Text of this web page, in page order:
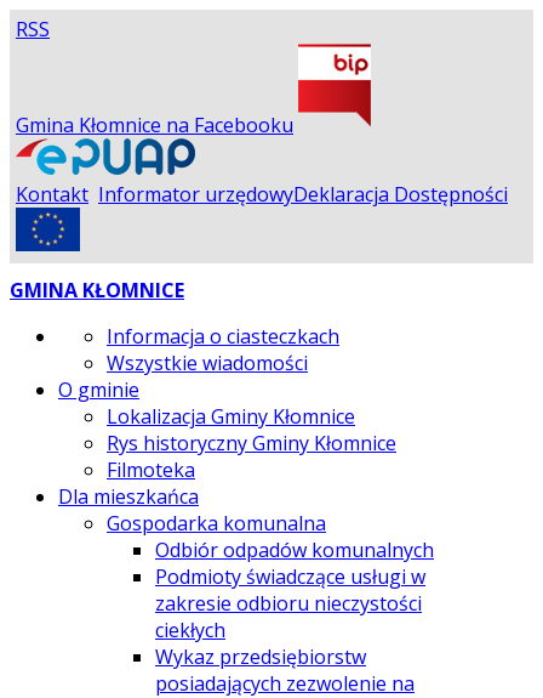
RSS
Gmina Kłomnice na Facebooku
Kontakt Informator urzędowyDeklaracja Dostępności
GMINA KŁOMNICE
Informacja o ciasteczkach
Wszystkie wiadomości
O gminie
Lokalizacja Gminy Kłomnice
Rys historyczny Gminy Kłomnice
Filmoteka
Dla mieszkańca
Gospodarka komunalna
Odbiór odpadów komunalnych
Podmioty świadczące usługi w
zakresie odbioru nieczystości
ciekłych
Wykaz przedsiębiorstw
posiadających zezwolenie na